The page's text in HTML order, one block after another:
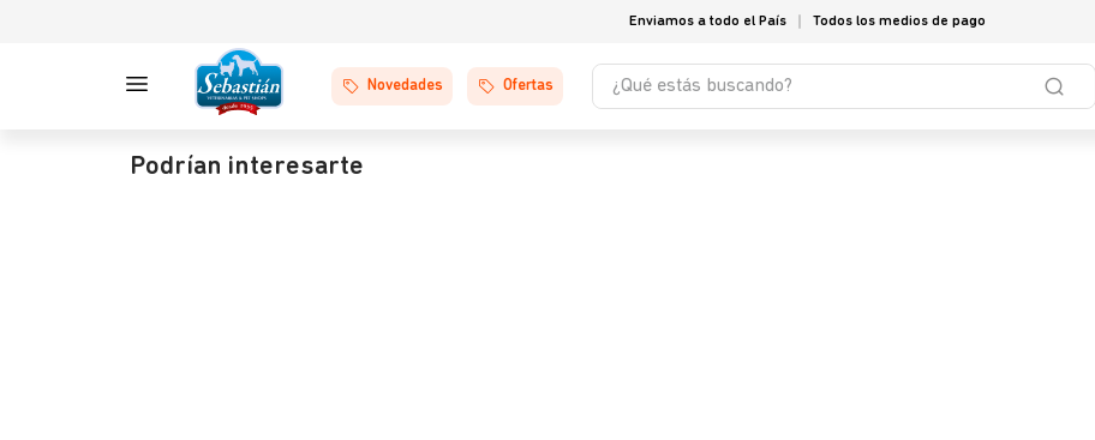
Enviamos a todo el País Todos los medios de pago
Novedades Ofertas
¿Qué estás buscando?
Podrían interesarte